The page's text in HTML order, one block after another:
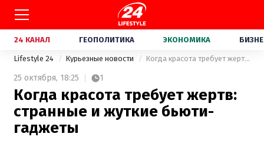
24 КАНАЛ ГЕОПОЛИТИКА ЭКОНОМИКА
Lifestyle 24 Курьезные новости Когда красота требует жертв: странные и жуткие бьюти-гаджеты
25 октября, 18:25 1
Когда красота требует жертв:
странные и жуткие бьюти-
гаджеты